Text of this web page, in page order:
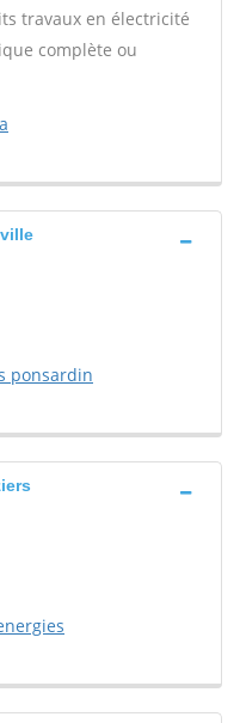
travaux en électricité
complète ou
ponsardin